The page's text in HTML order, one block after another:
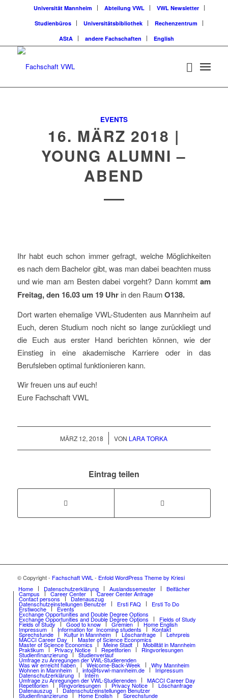
Universität Mannheim Abteilung VWL
VWL Newsletter
Studienbüros
Universitätsbibliothek
Rechenzentrum
AStA
andere Fachschaften English
EVENTS
16. MÄRZ 2018 |
YOUNG ALUMNI –
ABEND
Ihr habt euch schon immer gefragt, welche Möglichkeiten
es nach dem Bachelor gibt, was man dabei beachten muss
und wie man am Besten dabei vorgeht? Dann kommtam
Freitag, den 16.03 um 19 Uhrin den RaumO138.
Dort warten ehemalige VWL-Studenten aus Mannheim auf
Euch, deren Studium noch nicht so lange zurückliegt und
die Euch aus erster Hand berichten können, wie der
Einstieg in eine akademische Karriere oder in das
Berufsleben optimal funktionieren kann.
Wir freuen uns auf euch!
Eure Fachschaft VWL
MÄRZ 12, 2018
/ VON LARA TORKA
Eintrag teilen
© Copyright - Fachschaft VWL - Enfold WordPress Theme by Kriesi
Home
Datenschutzerklärung Auslandssemester Beifächer
Campus Career Center Career Center Anfrage
Contact persons Datenauszug
Datenschutzeinstellungen Benutzer Ersti FAQ Ersti To Do
Erstiwoche Events
Exchange Opportunities and Double Degree Options
Exchange Opportunities and Double Degree Options Fields of Study
Fields of Study Good to know Gremien Home English
Impressum Information for Incoming students Kontakt
Sprechstunde Kultur in Mannheim Löschanfrage Lehrpreis
MACCI Career Day Master of Science Economics
Master of Science Economics Meine Stadt Mobilität in Mannheim
Praktikum Privacy Notice Repetitorien Ringvorlesungen
Studienfinanzierung Studienverlauf
Umfrage zu Anregungen der VWL-Studierenden
Was wir erreicht haben Welcome-Back-Week Why Mannheim
Wohnen in Mannheim info@fsvwl-mannheim.de Impressum
Datenschutzerklärung Intern
Umfrage zu Anregungen der VWL-Studierenden MACCI Career Day
Repetitorien Ringvorlesungen Privacy Notice Löschanfrage
Datenauszug Datenschutzeinstellungen Benutzer
Studienfinanzierung Home English Sprechstunde